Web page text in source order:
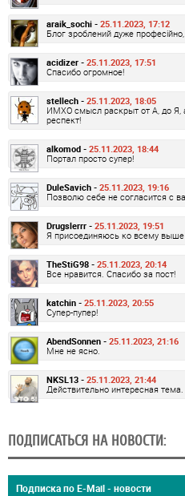
araik_sochi - 25.11.2023, 17:12
Блог зроблений дуже професійно,
acidizer - 25.11.2023, 17:51
Спасибо огромное!
stellech - 25.11.2023, 18:05
ИМХО смысл раскрыт от А, до Я,
респект!
alkomod - 25.11.2023, 18:44
Портал просто супер!
DuleSavich - 25.11.2023, 19:16
Позволю себе не согласится с
Drugslerrr - 25.11.2023, 19:51
Я присоединяюсь ко всему выше
TheStiG98 - 25.11.2023, 20:14
Все нравится. Спасибо за пост!
katchin - 25.11.2023, 20:55
Супер-пупер!
AbendSonnen - 25.11.2023, 21:16
Мне не ясно.
NKSL13 - 25.11.2023, 21:44
Действительно интересная тема.
ПОДПИСАТЬСЯ НА НОВОСТИ:
Подписка по E-Mail - новости